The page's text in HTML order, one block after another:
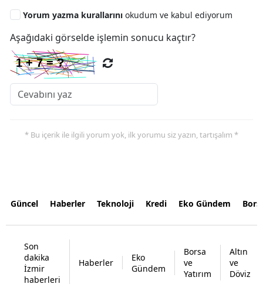
Yorum yazma kurallarını okudum ve kabul ediyorum
Aşağıdaki görselde işlemin sonucu kaçtır?
* Bu içerik ile ilgili yorum yok, ilk yorumu siz yazın, tartışalım *
Güncel Haberler Teknoloji Kredi Eko Gündem
Son
dakika
İzmir
haberleri
Haberler
Eko
Gündem
Borsa
ve
Yatırım
Altın
ve
Döviz